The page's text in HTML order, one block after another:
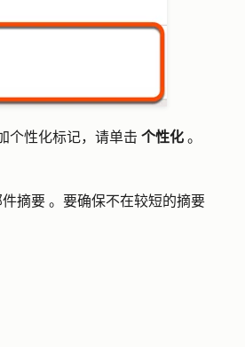
个性化标记，请单击 个性化 。
件摘要 。要确保不在较短的摘要